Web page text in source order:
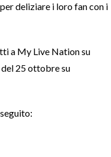
deliziare i loro fan con i
a My Live Nation su
25 ottobre su